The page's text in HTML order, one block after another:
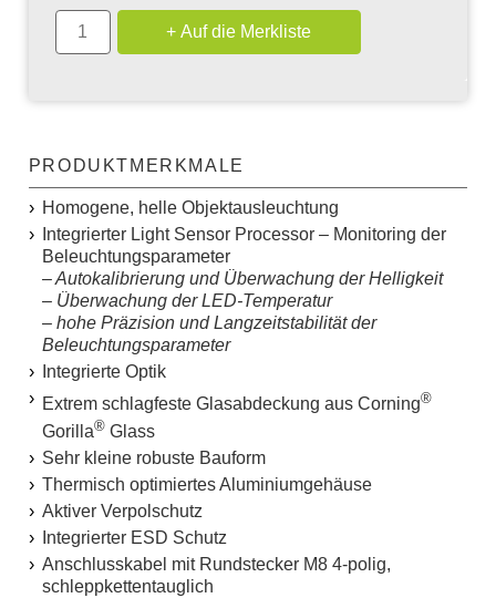
PRODUKTMERKMALE
Homogene, helle Objektausleuchtung
Integrierter Light Sensor Processor – Monitoring der
Beleuchtungsparameter
– Autokalibrierung und Überwachung der Helligkeit
– Überwachung der LED-Temperatur
– hohe Präzision und Langzeitstabilität der
Beleuchtungsparameter
Integrierte Optik
Extrem schlagfeste Glasabdeckung aus Corning®
Gorilla®Glass
Sehr kleine robuste Bauform
Thermisch optimiertes Aluminiumgehäuse
Aktiver Verpolschutz
Integrierter ESD Schutz
Anschlusskabel mit Rundstecker M8 4-polig,
schleppkettentauglich